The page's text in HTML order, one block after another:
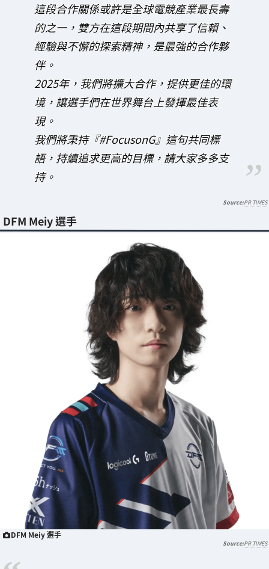
這段合作關係或許是全球電競產業最長壽
的之一，雙方在這段期間內共享了信賴、
經驗與不懈的探索精神，是最強的合作夥
伴。
2025年，我們將擴大合作，提供更佳的環
境，讓選手們在世界舞台上發揮最佳表
現。
我們將秉持『#FocusonG』這句共同標
語，持續追求更高的目標，請大家多多支
持。
PR TIMES
DFM Meiy 選手
DFM Meiy 選手
PR TIMES